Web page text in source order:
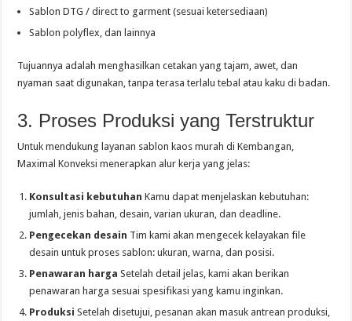
Sablon DTG / direct to garment (sesuai ketersediaan)
Sablon polyflex, dan lainnya
Tujuannya adalah menghasilkan cetakan yang tajam, awet, dan
nyaman saat digunakan, tanpa terasa terlalu tebal atau kaku di badan.
3. Proses Produksi yang Terstruktur
Untuk mendukung layanan sablon kaos murah di Kembangan,
Maximal Konveksi menerapkan alur kerja yang jelas:
Konsultasi kebutuhan Kamu dapat menjelaskan kebutuhan:
jumlah, jenis bahan, desain, varian ukuran, dan deadline.
Pengecekan desain Tim kami akan mengecek kelayakan file
desain untuk proses sablon: ukuran, warna, dan posisi.
Penawaran harga Setelah detail jelas, kami akan berikan
penawaran harga sesuai spesifikasi yang kamu inginkan.
Produksi Setelah disetujui, pesanan akan masuk antrean produksi,